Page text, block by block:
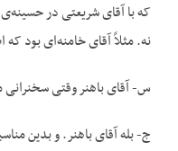
که با آقای شریعتی در حسینه‌ی
نه. مثلاً آقای خامنه‌ای بود
س- آقای باهنر وقتی
ج- بله آقای باهنر. و بدین